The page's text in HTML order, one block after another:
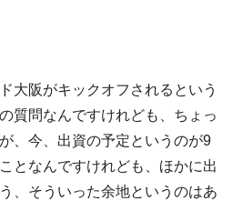
大阪がキックオフされるという
質問なんですけれども、ちょっ
、今、出資の予定というのが9
となんですけれども、ほかに出
、そういった余地というのはあ